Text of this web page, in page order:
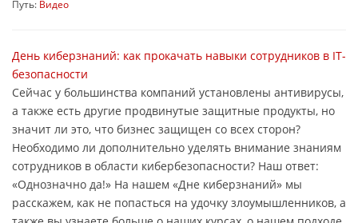
Путь: Видео
День киберзнаний: как прокачать навыки сотрудников в IT-
безопасности
Сейчас у большинства компаний установлены антивирусы,
а также есть другие продвинутые защитные продукты, но
значит ли это, что бизнес защищен со всех сторон?
Необходимо ли дополнительно уделять внимание знаниям
сотрудников в области кибербезопасности? Наш ответ:
«Однозначно да!» На нашем «Дне киберзнаний» мы
расскажем, как не попасться на удочку злоумышленников, а